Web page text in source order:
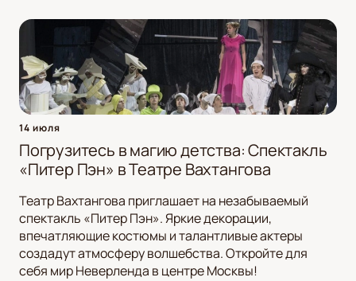
14 июля
Погрузитесь в магию детства: Спектакль
«Питер Пэн» в Театре Вахтангова
Театр Вахтангова приглашает на незабываемый
спектакль «Питер Пэн». Яркие декорации,
впечатляющие костюмы и талантливые актеры
создадут атмосферу волшебства. Откройте для
себя мир Неверленда в центре Москвы!